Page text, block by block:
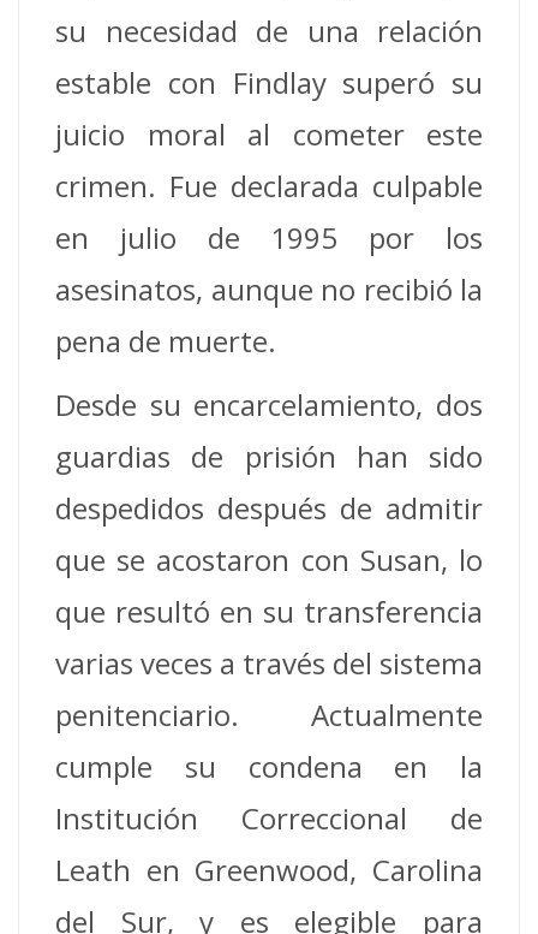
su necesidad de una relación
estable con Findlay superó su
juicio moral al cometer este
crimen. Fue declarada culpable
en julio de 1995 por los
asesinatos, aunque no recibió la
pena de muerte.
Desde su encarcelamiento, dos
guardias de prisión han sido
despedidos después de admitir
que se acostaron con Susan, lo
que resultó en su transferencia
varias veces a través del sistema
penitenciario. Actualmente
cumple su condena en la
Institución Correccional de
Leath en Greenwood, Carolina
del Sur, y es elegible para